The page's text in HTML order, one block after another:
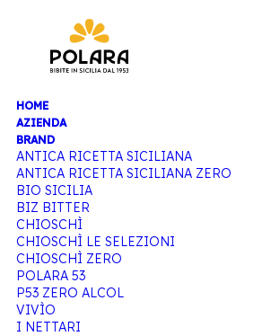
HOME
AZIENDA
BRAND
ANTICA RICETTA SICILIANA
ANTICA RICETTA SICILIANA ZERO
BIO SICILIA
BIZ BITTER
CHIOSCHÌ
CHIOSCHÌ LE SELEZIONI
CHIOSCHÌ ZERO
POLARA 53
P53 ZERO ALCOL
VIVÌO
I NETTARI
Home